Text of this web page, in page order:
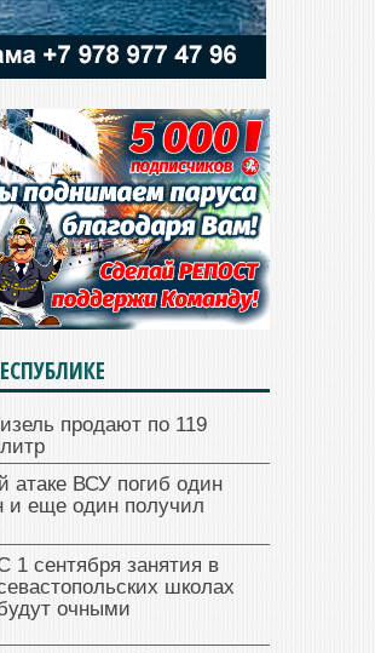
продают по 119
атаке ВСУ погиб один
и еще один получил
1 сентября занятия в
школах
очными